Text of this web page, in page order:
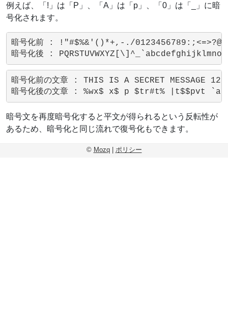
例えば、「!」は「P」、「A」は「p」、「0」は「_」に暗
号化されます。
暗号化前 : !"#$%&'()*+,-./
暗号化前の文章 : THIS IS A SECRET MESSAGE
暗号文を再度暗号化すると平文が得られるという反転性が
あるため、暗号化と同じ流れで復号化もできます。
© Mozq| ポリシー